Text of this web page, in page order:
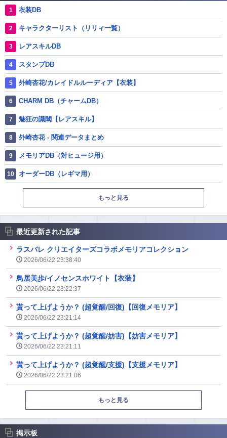
衣装DB
キャラクターリスト（リリィ一覧）
レアスキルDB
スタンプDB
外崎杏花/カレイドルルーディア【衣装】
CHARM DB（チャームDB）
魅狂の識閾【レアスキル】
外崎杏花 - 関連データまとめ
メモリアDB（対ヒュージ用）
オーダーDB（レギマ用）
もっと見る
最近更新された記事
ラスバレ クリエイターズコラボメモリアコレクション
2026/06/22 23:38:40
鳥居美歩/イノセンスホワイト【衣装】
2026/06/22 23:22:37
貰って上げようか？ (超覚醒/回復)【回復メモリア】
2026/06/22 23:21:14
貰って上げようか？ (超覚醒/妨害)【妨害メモリア】
2026/06/22 23:21:11
貰って上げようか？ (超覚醒/支援)【支援メモリア】
2026/06/22 23:21:06
もっと見る
掲示板